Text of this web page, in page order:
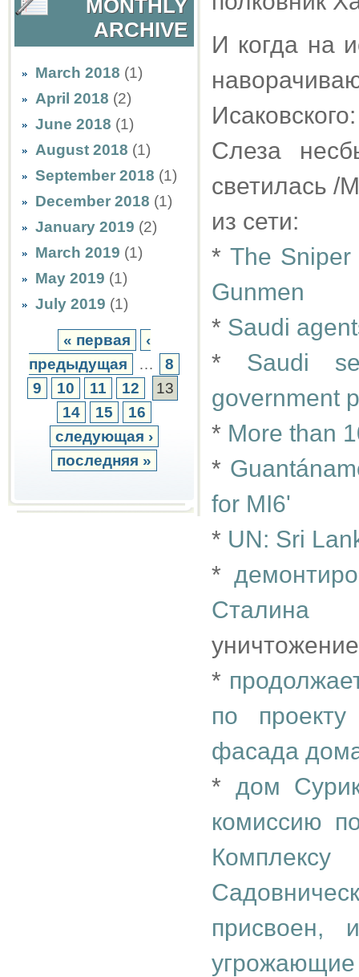
MONTHLY
ARCHIVE
March 2018 (1)
April 2018 (2)
June 2018 (1)
August 2018 (1)
September 2018 (1)
December 2018 (1)
January 2019 (2)
March 2019 (1)
May 2019 (1)
July 2019 (1)
« первая
‹
предыдущая
…
8
9
10 11 12
13
14
15
16
следующая ›
последняя »
И когда на
Слеза
светилась /
из сети:
* The Sniper
Gunmen
* Saudi
* Saudi
government
* More than
*
for MI6'
* UN: Sri
*
Сталина
*
по
фасада
* дом
комиссию
присвоен,